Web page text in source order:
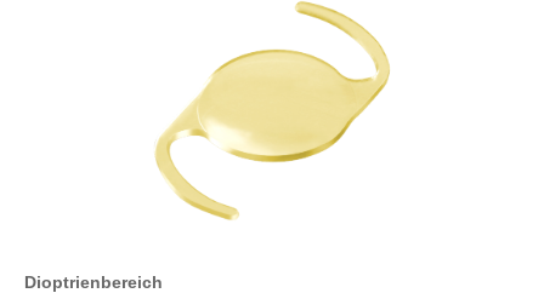
Dioptrienbereich